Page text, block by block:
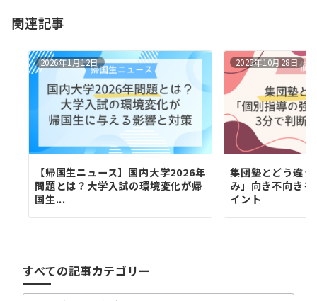
ン
関連記事
2026年1月12日
【帰国生ニュース】国内大学2026年
問題とは？大学入試の環境変化が帰
国生...
2025年10月28日
集団塾とどう違
み」向き不向き
イント
すべての記事カテゴリー
す
記
事